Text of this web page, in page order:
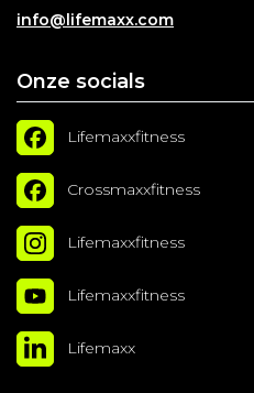
info@lifemaxx.com
Onze socials
Lifemaxxfitness
Crossmaxxfitness
Lifemaxxfitness
Lifemaxxfitness
Lifemaxx